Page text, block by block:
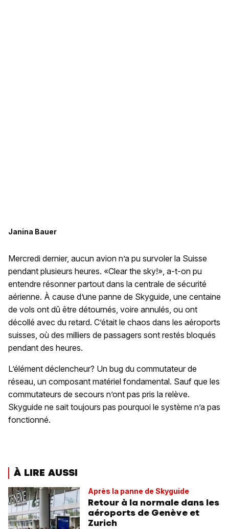
Janina Bauer
Mercredi dernier, aucun avion n’a pu survoler la Suisse
pendant plusieurs heures. «Clear the sky!», a-t-on pu
entendre résonner partout dans la centrale de sécurité
aérienne. À cause d’une panne de Skyguide, une centaine
de vols ont dû être détournés, voire annulés, ou ont
décollé avec du retard. C’était le chaos dans les aéroports
suisses, où des milliers de passagers sont restés bloqués
pendant des heures.
L’élément déclencheur? Un bug du commutateur de
réseau, un composant matériel fondamental. Sauf que les
commutateurs de secours n’ont pas pris la relève.
Skyguide ne sait toujours pas pourquoi le système n’a pas
fonctionné.
À LIRE AUSSI
Après la panne de Skyguide
Retour à la normale dans les
aéroports de Genève et
Zurich